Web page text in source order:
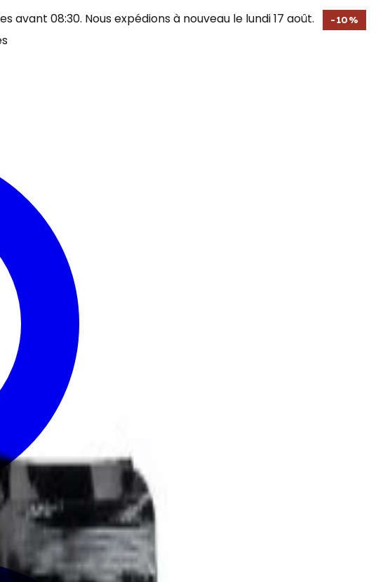
08:30. Nous expédions à nouveau le lundi 17 août.
- 10 %